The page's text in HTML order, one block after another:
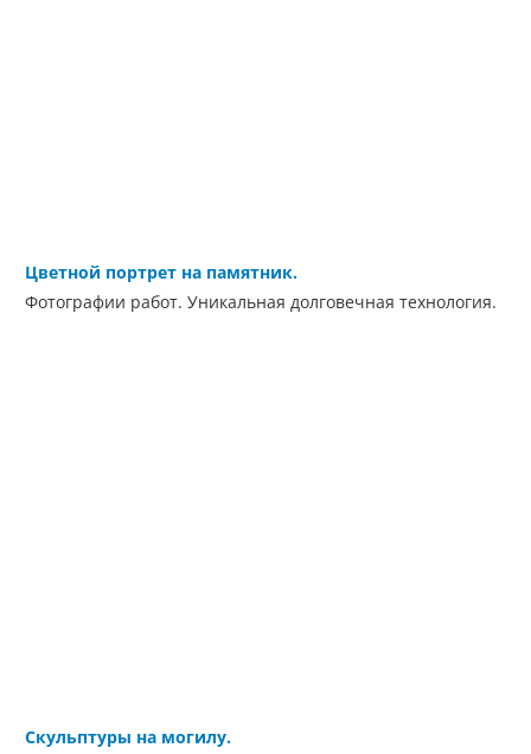
Цветной портрет на памятник.
Фотографии работ. Уникальная долговечная технология.
Скульптуры на могилу.